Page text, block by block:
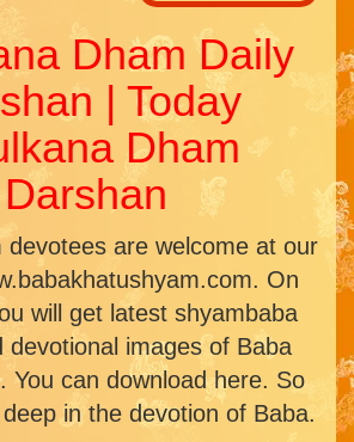
Dham Daily
| Today
Dham
Darshan
devotees are welcome at our
On
will get latest shyambaba
devotional images of Baba
You can download here. So
in the devotion of Baba.